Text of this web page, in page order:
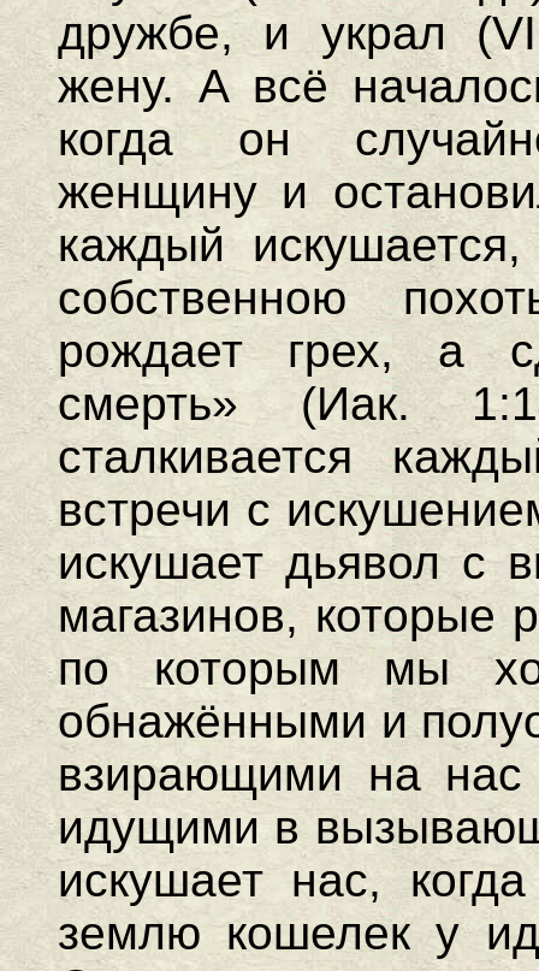
дружбе, и украл
жену. А всё
когда он
женщину и
каждый
собственною
рождает грех, а
смерть» (Иак.
сталкивается
встречи с
искушает дьявол с
магазинов, которые
по которым мы
обнажёнными и
взирающими на
идущими в
искушает нас,
землю кошелек у